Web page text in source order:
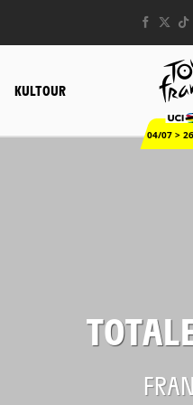
KULTOUR
04/07 >